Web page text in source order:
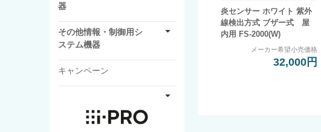
炎センサー ホワイト 紫外
線検出方式 ブザー式 屋
内用 FS-2000(W)
メーカー希望小売価格
32,000円
器
その他情報・制御用シ
ステム機器
キャンペーン